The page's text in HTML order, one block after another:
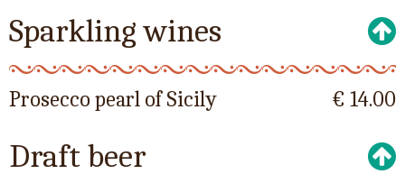
Sparkling wines
Prosecco pearl of Sicily € 14.00
Draft beer